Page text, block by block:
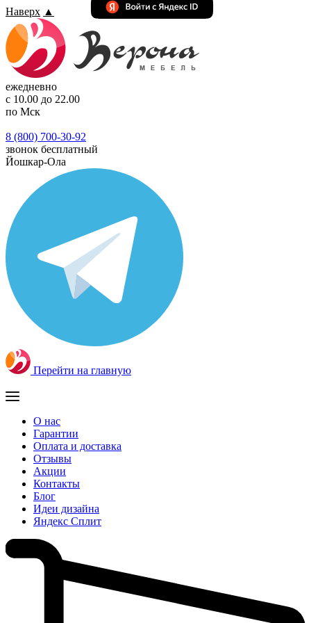
Наверх ▲
ежедневно
с 10.00 до 22.00
по Мск
8 (800) 700-30-92
звонок бесплатный
Йошкар-Ола
Перейти на главную
О нас
Гарантии
Оплата и доставка
Отзывы
Акции
Контакты
Блог
Идеи дизайна
Яндекс Сплит